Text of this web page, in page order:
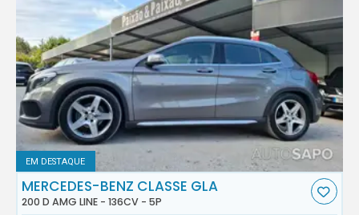
EM DESTAQUE
MERCEDES-BENZ CLASSE GLA
200 D AMG LINE - 136CV - 5P